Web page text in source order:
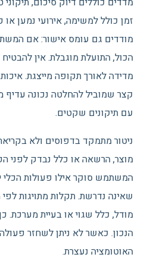
זמן כולל למשימה, אירועי נמען
מודדים גם עומס אישור: אם
הכול, התועלת מוגבלת. אין
מדידה לאורך תקופה מייצגת.
קצר שמוביל להחלטה נכונה
עם תיקונים שקטים.
ניטור מתמקד בדפוסים ולא
מוצר, הרשאה או כלל נבדק לפני
המשתמש סוקר אילו פעולות הכלי
שאינה נדרשת. תקלות מתויגות
מודל, כלל שגוי או בעיית
הנכון. כאשר לא ניתן לשחזר
האוטומציה נעצרת.